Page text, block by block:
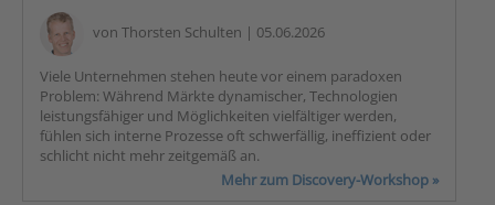
von Thorsten Schulten | 05.06.2026
Viele Unternehmen stehen heute vor einem paradoxen
Problem: Während Märkte dynamischer, Technologien
leistungsfähiger und Möglichkeiten vielfältiger werden,
fühlen sich interne Prozesse oft schwerfällig, ineffizient oder
schlicht nicht mehr zeitgemäß an.
Mehr zum Discovery-Workshop »